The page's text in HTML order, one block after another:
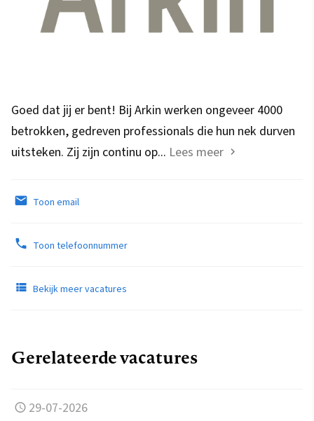
Goed dat jij er bent! Bij Arkin werken ongeveer 4000
betrokken, gedreven professionals die hun nek durven
uitsteken. Zij zijn continu op... Lees meer
Toon email
Toon telefoonnummer
Bekijk meer vacatures
Gerelateerde vacatures
29-07-2026